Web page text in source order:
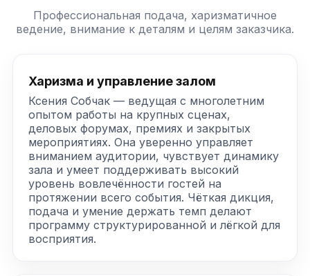
Профессиональная подача, харизматичное
ведение, внимание к деталям и целям заказчика.
Харизма и управление залом
Ксения Собчак — ведущая с многолетним
опытом работы на крупных сценах,
деловых форумах, премиях и закрытых
мероприятиях. Она уверенно управляет
вниманием аудитории, чувствует динамику
зала и умеет поддерживать высокий
уровень вовлечённости гостей на
протяжении всего события. Чёткая дикция,
подача и умение держать темп делают
программу структурированной и лёгкой для
восприятия.